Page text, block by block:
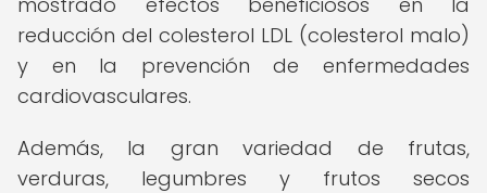
reducción del colesterol LDL (colesterol malo)
y en la prevención de enfermedades
cardiovasculares.
Además, la gran variedad de frutas,
verduras, legumbres y frutos secos